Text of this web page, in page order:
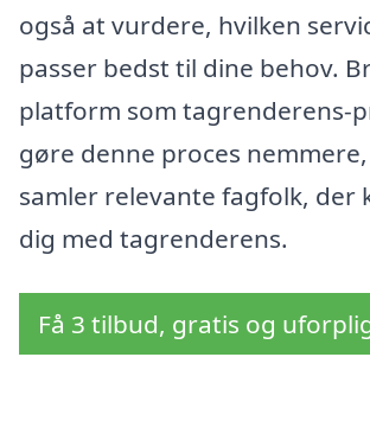
også at vurdere, hvilken
passer bedst til dine behov.
platform som tagrenderens-
gøre denne proces
samler relevante fagfolk, der
dig med tagrenderens.
Få 3 tilbud, gratis og